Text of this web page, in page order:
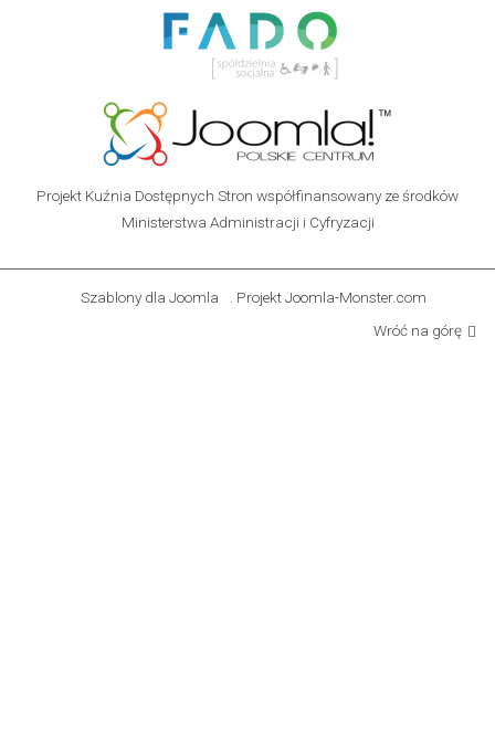
Projekt Kuźnia Dostępnych Stron współfinansowany ze środków
Ministerstwa Administracji i Cyfryzacji
Szablony dla Joomla
. Projekt Joomla-Monster.com
Wróć na górę